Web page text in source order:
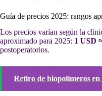
Guía de precios 2025: rangos
Los precios varían según la
aproximado para 2025: 1 USD
postoperatorios.
Retiro de biopolímeros